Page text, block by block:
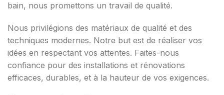
bain, nous promettons un travail de qualité.
Nous privilégions des matériaux de qualité et des
techniques modernes. Notre but est de réaliser vos
idées en respectant vos attentes. Faites-nous
confiance pour des installations et rénovations
efficaces, durables, et à la hauteur de vos exigences.